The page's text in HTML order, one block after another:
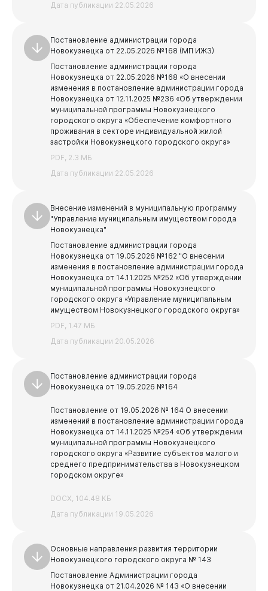
Дата публикации 22.05.2026
Постановление администрации города
Новокузнецка от 22.05.2026 №168 (МП ИЖЗ)
Постановление администрации города
Новокузнецка от 22.05.2026 №168 «О внесении
изменения в постановление администрации города
Новокузнецка от 12.11.2025 №236 «Об утверждении
муниципальной программы Новокузнецкого
городского округа «Обеспечение комфортного
проживания в секторе индивидуальной жилой
застройки Новокузнецкого городского округа»
PDF, 2.3 МБ
Дата публикации 22.05.2026
Внесение изменений в муниципальную программу
"Управление муниципальным имуществом города
Новокузнецка"
Постановление администрации города
Новокузнецка от 19.05.2026 №162 "О внесении
изменения в постановление администрации города
Новокузнецка от 14.11.2025 №252 «Об утверждении
муниципальной программы Новокузнецкого
городского округа «Управление муниципальным
имуществом Новокузнецкого городского округа»
PDF, 1.47 МБ
Дата публикации 20.05.2026
Постановление администрации города
Новокузнецка от 19.05.2026 №164
Постановление от 19.05.2026 № 164 О внесении
изменений в постановление администрации города
Новокузнецка от 14.11.2025 №254 «Об утверждении
муниципальной программы Новокузнецкого
городского округа «Развитие субъектов малого и
среднего предпринимательства в Новокузнецком
городском округе»
DOCX, 104.48 КБ
Дата публикации 19.05.2026
Основные направления развития территории
Новокузнецкого городского округа № 143
Постановление Администрации города
Новокузнецка от 21.04.2026 № 143 «О внесении